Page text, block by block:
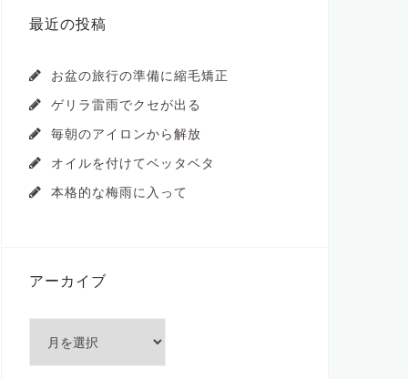
最近の投稿
お盆の旅行の準備に縮毛矯正
ゲリラ雷雨でクセが出る
毎朝のアイロンから解放
オイルを付けてベッタベタ
本格的な梅雨に入って
アーカイブ